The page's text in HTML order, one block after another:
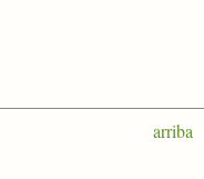
arriba